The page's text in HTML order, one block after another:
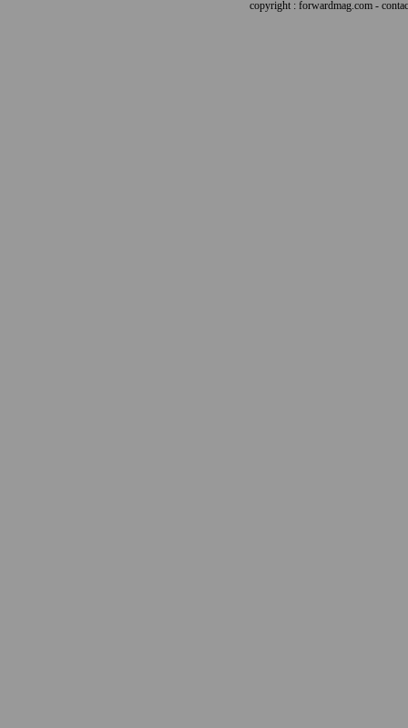
copyright : forwardmag.com -